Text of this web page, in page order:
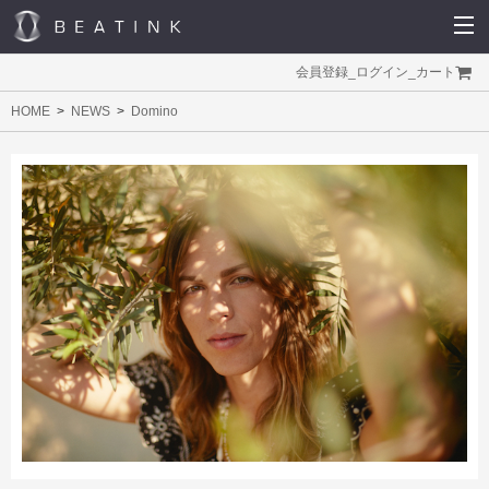
会員登録 ログイン カート
HOME NEWS Domino